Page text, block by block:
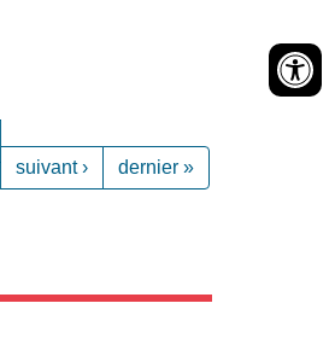
suivant ›
dernier »